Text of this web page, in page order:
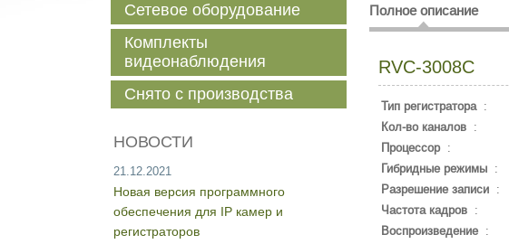
Полное описание
RVC-3008C
Тип регистратора:
Кол-во каналов :
Процессор:
Гибридные режимы :
Разрешение записи :
Частота кадров :
Воспроизведение :
Сетевое оборудование
Комплекты
видеонаблюдения
Снято с производства
НОВОСТИ
21.12.2021
Новая версия программного
обеспечения для IP камер и
регистраторов